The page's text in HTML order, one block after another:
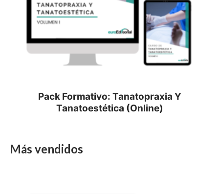
Pack Formativo: Tanatopraxia Y
Tanatoestética (Online)
Más vendidos